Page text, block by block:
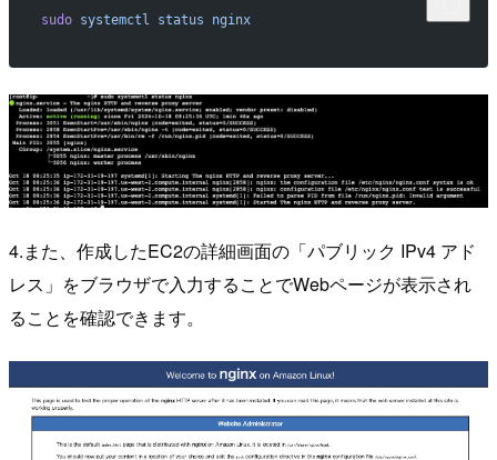
sudo systemctl status nginx
4.また、作成したEC2の詳細画面の「パブリック IPv4 アド
レス」をブラウザで入力することでWebページが表示され
ることを確認できます。